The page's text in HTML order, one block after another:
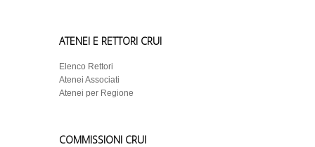
ATENEI E RETTORI CRUI
Elenco Rettori
Atenei Associati
Atenei per Regione
COMMISSIONI CRUI